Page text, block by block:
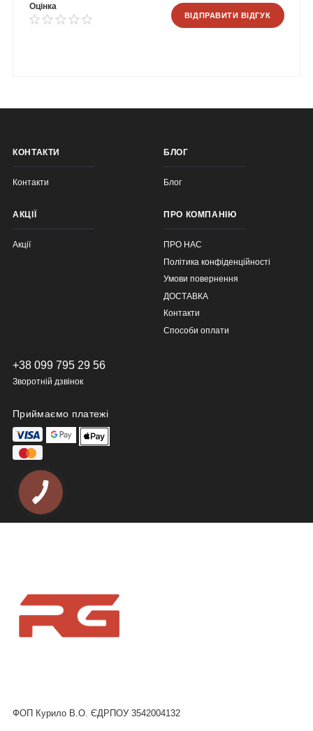
Оцінка
ВІДПРАВИТИ ВІДГУК
КОНТАКТИ
Контакти
БЛОГ
Блог
АКЦІЇ
Акції
ПРО КОМПАНІЮ
ПРО НАС
Політика конфіденційності
Умови повернення
ДОСТАВКА
Контакти
Способи оплати
+38 099 795 29 56
Зворотній дзвінок
Приймаємо платежі
ФОП Курило В.О. ЄДРПОУ 3542004132